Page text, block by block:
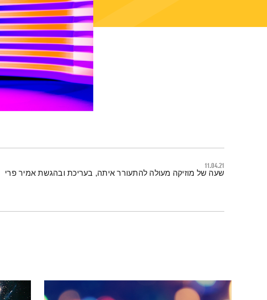
11.04.21
תמצית הפודקאסט
שעה של מוזיקה מעולה להתעורר איתה, בעריכת ובהגשת אמיר פרי